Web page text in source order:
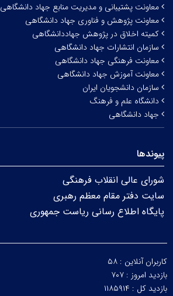
معاونت پشتیبانی و مدیریت منابع جهاد دانشگاهی
معاونت پژوهش و فناوری جهاد دانشگاهی
کمیته اخلاق در پژوهش جهاددانشگاهی
سازمان انتشارات جهاد دانشگاهی
معاونت فرهنگی جهاد دانشگاهی
معاونت آموزش جهاد دانشگاهی
سازمان دانشجویان ایران
دانشگاه علم و فرهنگ
جهاد دانشگاهی
پیوندها
شورای عالی انقلاب فرهنگی
سایت دفتر مقام معظم رهبری
پایگاه اطلاع رسانی ریاست جمهوری
کاربران آنلاین : ۵۸
بازدید امروز : ۷۰۷
بازدید کل : ۱۱۸۵۹۱۴